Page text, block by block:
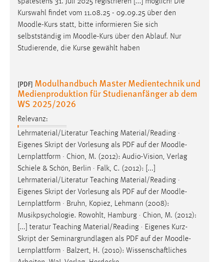
Kurswahl findet vom 11.08.25 - 09.09.25 über den
Moodle-Kurs statt, bitte informieren Sie sich
selbstständig im Moodle-Kurs über den Ablauf. Nur
Studierende, die Kurse gewählt haben
[PDF] Modulhandbuch Master Medientechnik und
Medienproduktion für Studienanfänger ab dem
WS 2025/2026
Relevanz:
Lehrmaterial/Literatur Teaching Material/Reading ·
Eigenes Skript der Vorlesung als PDF auf der Moodle-
Lernplattform · Chion, M. (2012): Audio-Vision, Verlag
Schiele & Schön, Berlin · Falk, C. (2012): [...]
Lehrmaterial/Literatur Teaching Material/Reading ·
Eigenes Skript der Vorlesung als PDF auf der Moodle-
Lernplattform · Bruhn, Kopiez, Lehmann (2008):
Musikpsychologie. Rowohlt, Hamburg · Chion, M. (2012):
[...] teratur Teaching Material/Reading · Eigenes Kurz-
Skript der Seminargrundlagen als PDF auf der Moodle-
Lernplattform · Balzert, H. (2010): Wissenschaftliches
Anbieter:
Google Ireland Limited
Zweck:
Conversion-Tracking
3 Monate
Facebook Pixel
Name:
_fbp
Anbieter:
Facebook
Zweck:
Cookie Laufzeit:
3 Monate